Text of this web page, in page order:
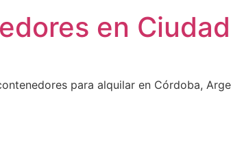
en
para alquilar en Córdoba,